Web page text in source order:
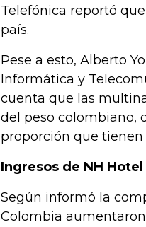
Telefónica reportó que
país.
Pese a esto, Alberto
Informática y
cuenta que las
del peso colombiano,
proporción que tienen
Ingresos de NH
Según informó la
Colombia aumentaron